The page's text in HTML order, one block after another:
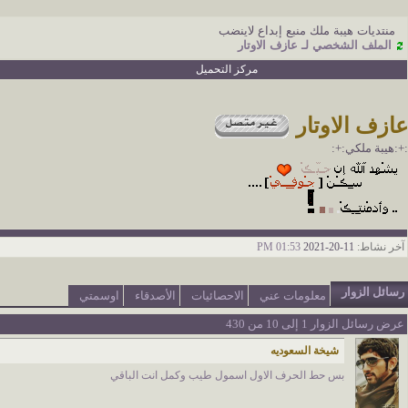
منتديات هيبة ملك منبع إبداع لاينضب
الملف الشخصي لـ عازف الاوتار
مركز التحميل
عازف الاوتار
:+:هيبة ملكي:+:
آخر نشاط: 01:53 PM
رسائل الزوار معلومات عني الاحصائيات الأصدقاء اوسمتي
عرض رسائل الزوار 1 إلى 10 من 430
شيخة السعوديه
بس حط الحرف الاول اسمول طيب وكمل انت الباقي